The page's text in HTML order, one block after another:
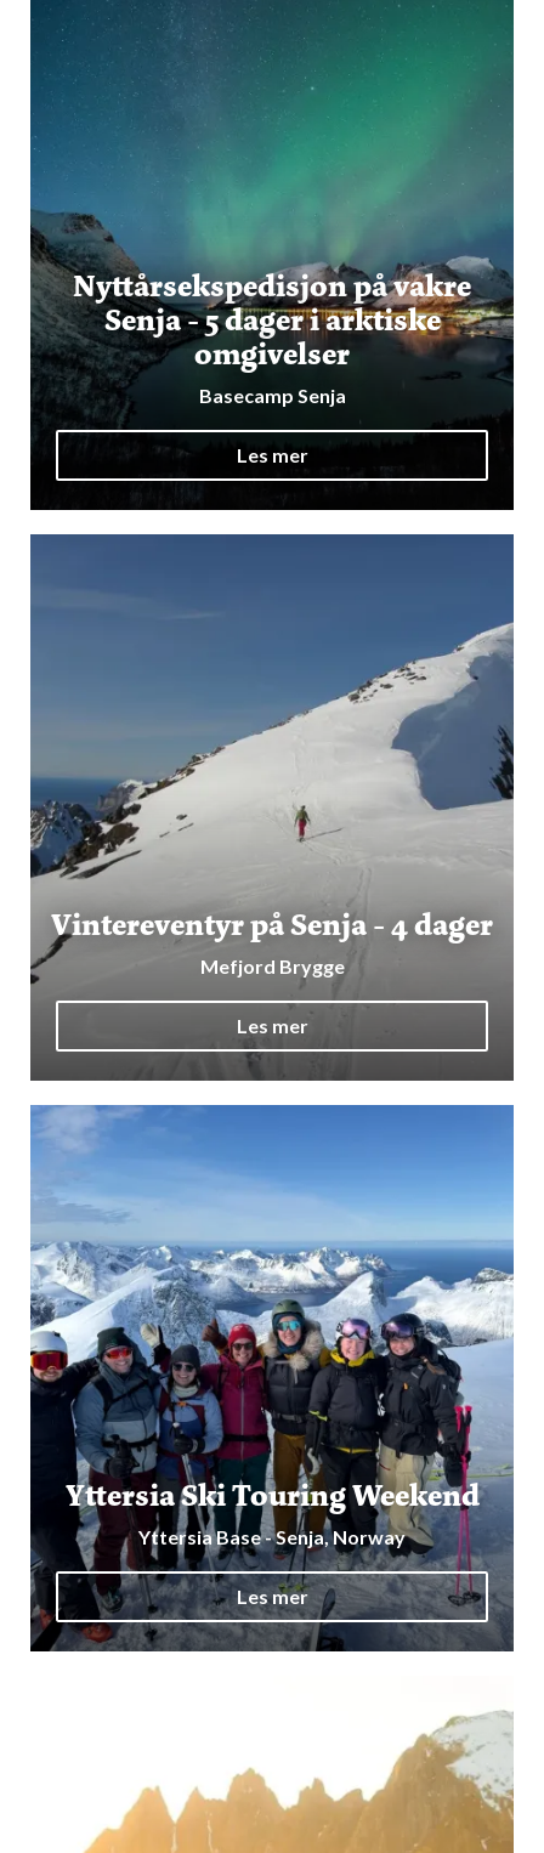
Nyttårsekspedisjon på vakre
Senja - 5 dager i arktiske
omgivelser
Basecamp Senja
Les mer
Vintereventyr på Senja - 4 dager
Mefjord Brygge
Les mer
Yttersia Ski Touring Weekend
Yttersia Base - Senja, Norway
Les mer